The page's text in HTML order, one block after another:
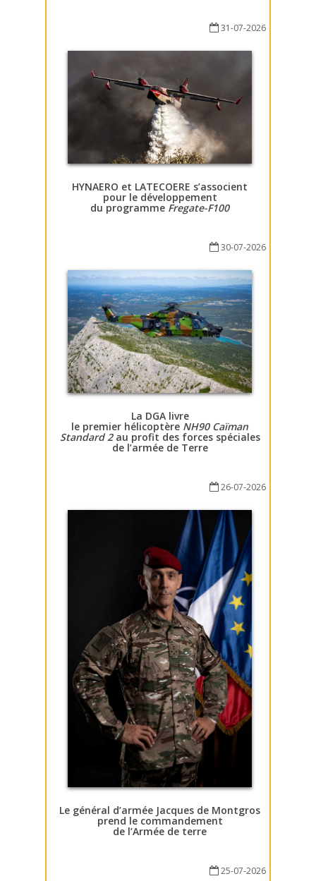
31-07-2026
HYNAERO et LATECOERE s’associent
pour le développement
du programme Fregate-F100
30-07-2026
La DGA livre
le premier hélicoptère NH90 Caïman
Standard 2au profit des forces spéciales
de l’armée de Terre
26-07-2026
Le général d’armée Jacques de Montgros
prend le commandement
de l’Armée de terre
25-07-2026